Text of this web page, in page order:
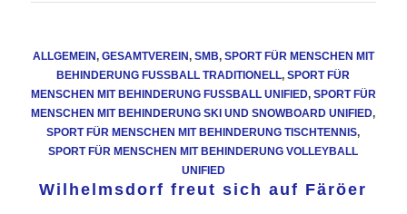
ALLGEMEIN, GESAMTVEREIN, SMB, SPORT FÜR MENSCHEN MIT
BEHINDERUNG FUSSBALL TRADITIONELL ,SPORT FÜR
MENSCHEN MIT BEHINDERUNG FUSSBALL UNIFIED
, SPORT FÜR
MENSCHEN MIT BEHINDERUNG SKI UND SNOWBOARD UNIFIED,
SPORT FÜR MENSCHEN MIT BEHINDERUNG TISCHTENNIS,
SPORT FÜR MENSCHEN MIT BEHINDERUNG VOLLEYBALL
UNIFIED
Wilhelmsdorf freut sich auf Färöer